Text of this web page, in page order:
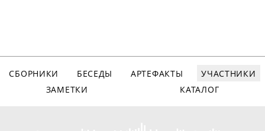
СБОРНИКИ БЕСЕДЫ АРТЕФАКТЫ
УЧАСТНИКИ
ЗАМЕТКИ
КАТАЛОГ